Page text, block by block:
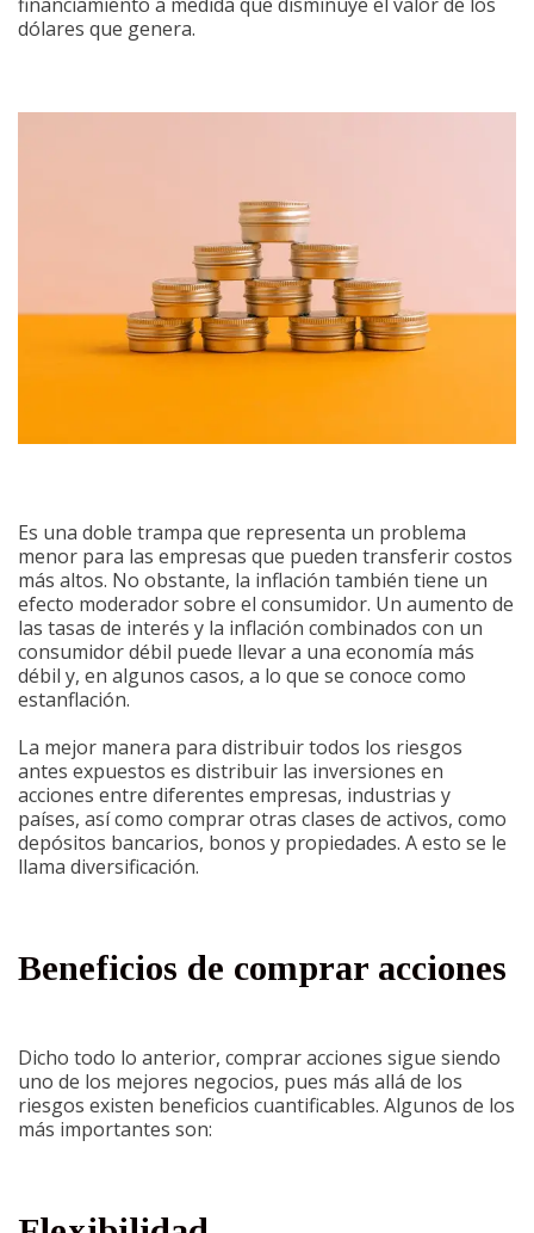
dólares que genera.
Es una doble trampa que representa un problema
menor para las empresas que pueden transferir costos
más altos. No obstante, la inflación también tiene un
efecto moderador sobre el consumidor. Un aumento de
las tasas de interés y la inflación combinados con un
consumidor débil puede llevar a una economía más
débil y, en algunos casos, a lo que se conoce como
estanflación.
La mejor manera para distribuir todos los riesgos
antes expuestos es distribuir las inversiones en
acciones entre diferentes empresas, industrias y
países, así como comprar otras clases de activos, como
depósitos bancarios, bonos y propiedades. A esto se le
llama diversificación.
Beneficios de comprar acciones
Dicho todo lo anterior, comprar acciones sigue siendo
uno de los mejores negocios, pues más allá de los
riesgos existen beneficios cuantificables. Algunos de los
más importantes son: